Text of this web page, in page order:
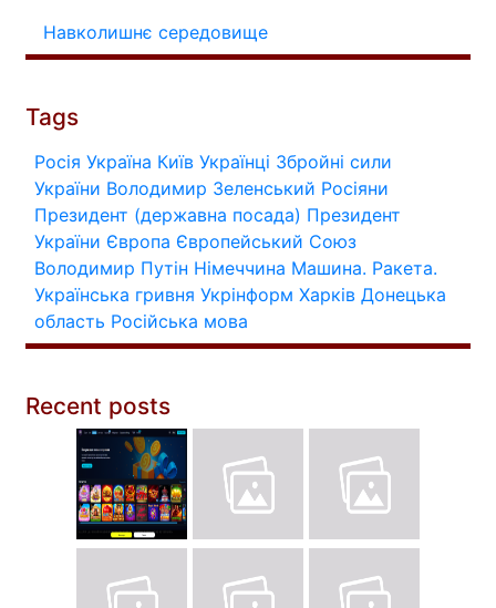
Навколишнє середовище
Tags
Росія Україна Київ Українці Збройні сили
України Володимир Зеленський Росіяни
Президент (державна посада) Президент
України Європа Європейський Союз
Володимир Путін Німеччина Машина. Ракета.
Українська гривня Укрінформ Харків Донецька
область Російська мова
Recent posts